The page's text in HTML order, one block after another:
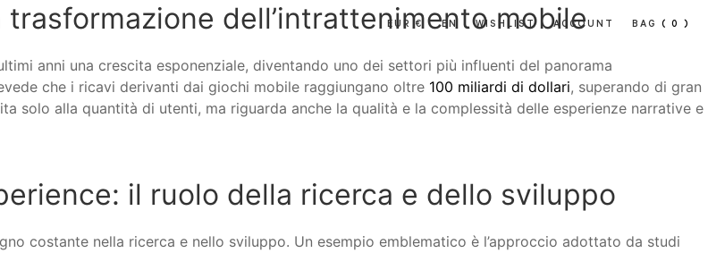
EUR € EN WISHLIST ACCOUNT BAG ( 0 )
dell’intrattenimento mobile
anni una crescita esponenziale, diventando uno dei settori più influenti del panorama
che i ricavi derivanti dai giochi mobile raggiungano oltre 100 miliardi di dollari, superando di gran
solo alla quantità di utenti, ma riguarda anche la qualità e la complessità delle esperienze narrative e
il ruolo della ricerca e dello sviluppo
costante nella ricerca e nello sviluppo. Un esempio emblematico è l’approccio adottato da studi